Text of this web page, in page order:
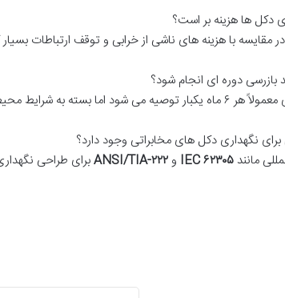
دکل ها هزینه بر است؟
در مقایسه با هزینه های ناشی از خرابی و توقف ارتباطات
بازرسی دوره ای انجام شود؟
شرایط محیطی می تواند تغییر کند.
برای نگهداری دکل های مخابراتی وجود دارد؟
مانند IEC۶۲۳۰۵ و ANSI/TIA-۲۲۲ برای طراحی